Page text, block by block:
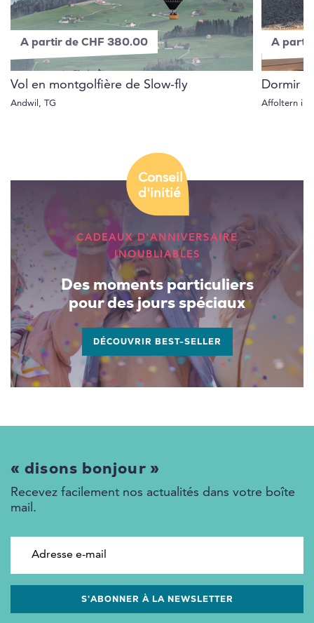
A partir de CHF 380.00
Vol en montgolfière de Slow-fly
Andwil, TG
A partir
Dormir
Affoltern im
CADEAUX D'ANNIVERSAIRE
INOUBLIABLES
Des moments particuliers
pour des jours spéciaux
DÉCOUVRIR BEST-SELLER
Conseil
d'initié
« disons bonjour »
Recevez facilement nos actualités dans votre boîte
mail.